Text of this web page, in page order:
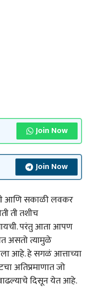
Join Now
Join Now
आणि सकाळी लवकर
ती तशीच
परंतु आता आपण
असतो त्यामुळे
आहे. हे सगळं आत्ताच्या
अतिप्रमाणात जो
वाढल्याचे दिसून येत आहे.